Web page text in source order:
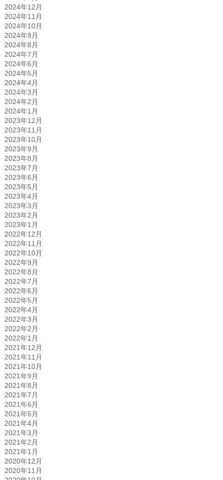
2024年12月
2024年11月
2024年10月
2024年9月
2024年8月
2024年7月
2024年6月
2024年5月
2024年4月
2024年3月
2024年2月
2024年1月
2023年12月
2023年11月
2023年10月
2023年9月
2023年8月
2023年7月
2023年6月
2023年5月
2023年4月
2023年3月
2023年2月
2023年1月
2022年12月
2022年11月
2022年10月
2022年9月
2022年8月
2022年7月
2022年6月
2022年5月
2022年4月
2022年3月
2022年2月
2022年1月
2021年12月
2021年11月
2021年10月
2021年9月
2021年8月
2021年7月
2021年6月
2021年5月
2021年4月
2021年3月
2021年2月
2021年1月
2020年12月
2020年11月